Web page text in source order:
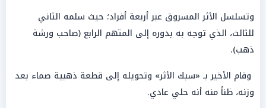
وتسلسل الأثر المسروق عبر أربعة أفراد؛ حيث سلمه الثاني
للثالث، الذي توجه به بدوره إلى المتهم الرابع (صاحب ورشة
ذهب).
وقام الأخير بـ «سبك الأثر» وتحويله إلى قطعة ذهبية صماء بعد
وزنه، ظناً منه أنه حلي عادي.